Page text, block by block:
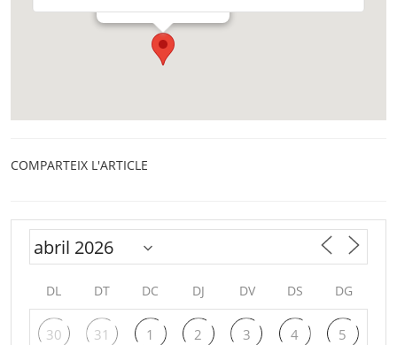
COMPARTEIX L'ARTICLE
DL DT DC DJ DV DS DG
30 31 1 2 3 4 5